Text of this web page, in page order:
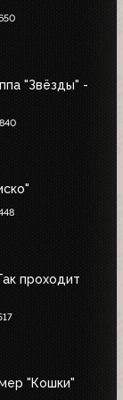
"Звёзды" -
840
проходит
"Кошки"